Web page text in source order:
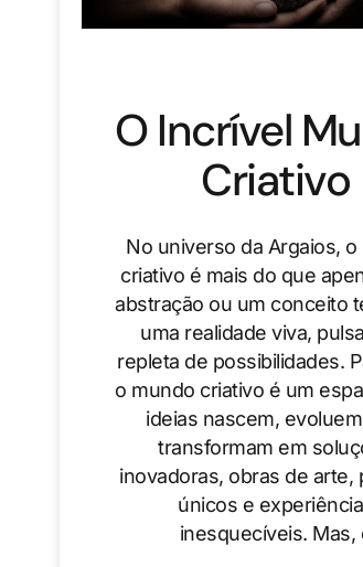
O Incrível
Criativo
No universo da Argaios,
criativo é mais do que
abstração ou um conceito
uma realidade viva,
repleta de possibilidades.
o mundo criativo é um
ideias nascem,
transformam em
inovadoras, obras de arte,
únicos e
inesquecíveis. Mas,